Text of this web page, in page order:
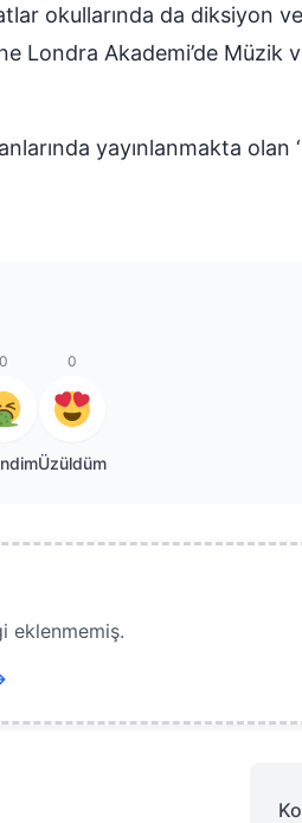
okullarında da diksiyon
Londra Akademi’de Müzik
yayınlanmakta olan
0 0
Üzüldüm
eklenmemiş.